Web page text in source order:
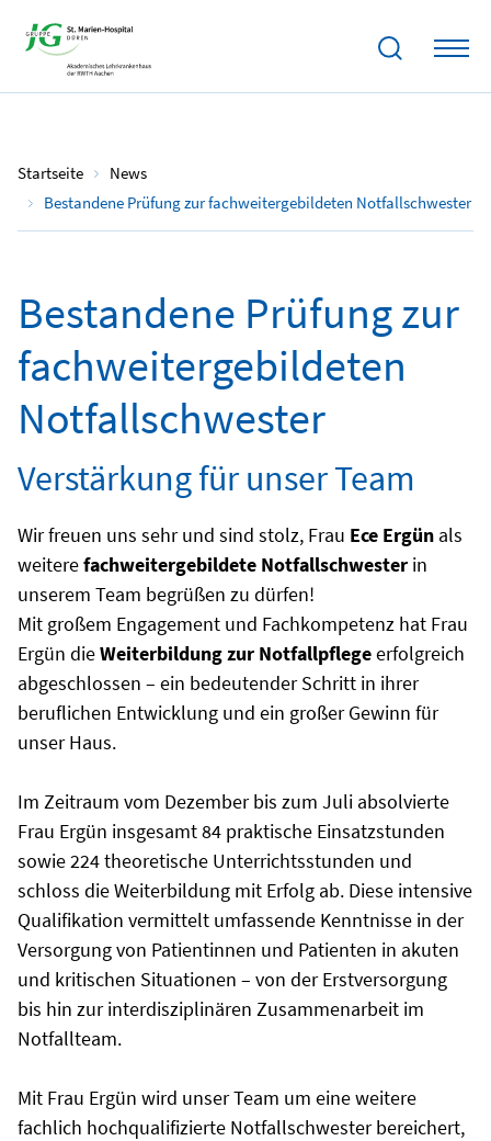
Startseite
News
Bestandene Prüfung zur fachweitergebildeten Notfallschwester
04.11.2025
Bestandene Prüfung zur
fachweitergebildeten
Notfallschwester
Verstärkung für unser Team
Wir freuen uns sehr und sind stolz, Frau Ece Ergün als
weiterefachweitergebildete Notfallschwester in
unserem Team begrüßen zu dürfen!
Mit großem Engagement und Fachkompetenz hat Frau
Ergün dieWeiterbildung zur Notfallpflegeerfolgreich
abgeschlossen – ein bedeutender Schritt in ihrer
beruflichen Entwicklung und ein großer Gewinn für
unser Haus.
Im Zeitraum vom Dezember bis zum Juli absolvierte
Frau Ergün insgesamt 84 praktische Einsatzstunden
sowie 224 theoretische Unterrichtsstunden und
schloss die Weiterbildung mit Erfolg ab. Diese intensive
Qualifikation vermittelt umfassende Kenntnisse in der
Versorgung von Patientinnen und Patienten in akuten
und kritischen Situationen – von der Erstversorgung
bis hin zur interdisziplinären Zusammenarbeit im
Notfallteam.
Mit Frau Ergün wird unser Team um eine weitere
fachlich hochqualifizierte Notfallschwester bereichert,